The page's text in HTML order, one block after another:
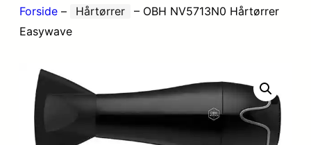
Forside – Hårtørrer – OBH NV5713N0 Hårtørrer
Easywave